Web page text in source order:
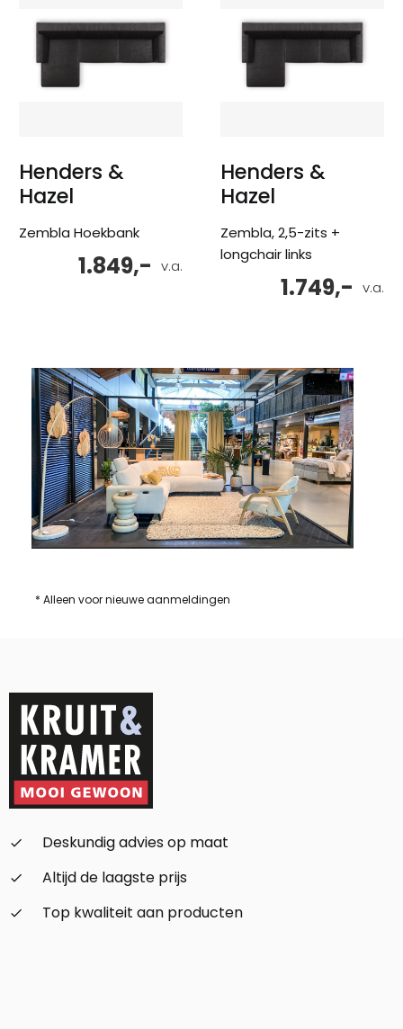
Henders &
Hazel
Zembla Hoekbank
v.a.
1.849,-
Henders &
Hazel
Zembla, 2,5-zits +
longchair links
v.a.
1.749,-
* Alleen voor nieuwe aanmeldingen
check_small
Deskundig advies op maat
check_small
Altijd de laagste prijs
check_small
Top kwaliteit aan producten